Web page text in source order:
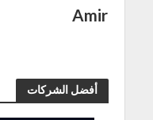
Amir
أفضل الشركات